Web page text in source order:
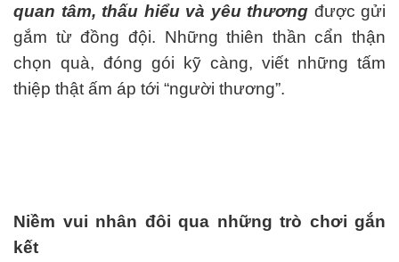
quan tâm, thấu hiểu và yêu thương được gửi
gắm từ đồng đội. Những thiên thần cẩn thận
chọn quà, đóng gói kỹ càng, viết những tấm
thiệp thật ấm áp tới “người thương”.
Niềm vui nhân đôi qua những trò chơi gắn
kết